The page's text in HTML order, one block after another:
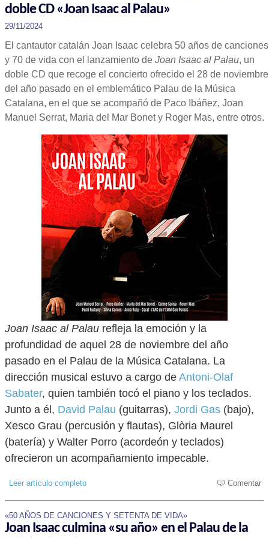
doble CD «Joan Isaac al Palau»
29/11/2024
El cantautor catalán Joan Isaac celebra 50 años de canciones
y 70 de vida con el lanzamiento de Joan Isaac al Palau, un
doble CD que recoge el concierto ofrecido el 28 de noviembre
del año pasado en el emblemático Palau de la Música
Catalana, en el que se acompañó de Paco Ibáñez, Joan
Manuel Serrat, Maria del Mar Bonet y Roger Mas, entre otros.
Joan Isaac al Palau refleja la emoción y la
profundidad de aquel 28 de noviembre del año
pasado en el Palau de la Música Catalana. La
dirección musical estuvo a cargo de Antoni-Olaf
Sabater, quien también tocó el piano y los teclados.
Junto a él, David Palau (guitarras), Jordi Gas (bajo),
Xesco Grau (percusión y flautas), Glòria Maurel
(batería) y Walter Porro (acordeón y teclados)
ofrecieron un acompañamiento impecable.
Leer artículo completo Comentar
«50 AÑOS DE CANCIONES Y SETENTA DE VIDA»
Joan Isaac culmina «su año» en el Palau de la